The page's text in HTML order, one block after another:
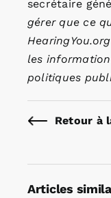
secrétaire
gérer que ce
les
politiques
Retour à
Articles